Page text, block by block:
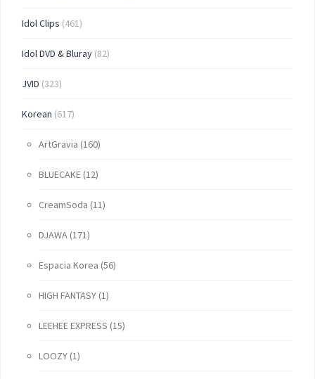
Idol Clips (461)
Idol DVD & Bluray (82)
JVID (323)
Korean (617)
ArtGravia (160)
BLUECAKE (12)
CreamSoda (11)
DJAWA (171)
Espacia Korea (56)
HIGH FANTASY (1)
LEEHEE EXPRESS (15)
LOOZY (1)